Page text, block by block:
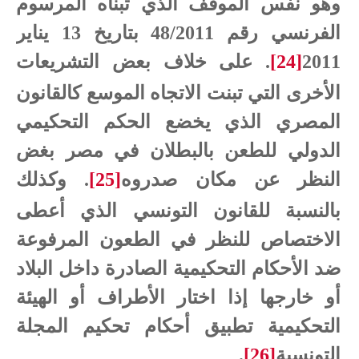
الفرنسي رقم 48/2011 بتاريخ 13 يناير
2011
[24]
.
على خلاف بعض التشريعات
الأخرى التي تبنت الاتجاه الموسع كالقانون
المصري الذي يخضع الحكم التحكيمي
الدولي للطعن بالبطلان في مصر بغض
النظر عن مكان صدروه[25]. وكذلك
بالنسبة للقانون التونسي الذي أعطى
الاختصاص للنظر في الطعون المرفوعة
ضد الأحكام التحكيمية الصادرة داخل البلاد
أو خارجها إذا اختار الأطراف أو الهيئة
التحكيمية تطبيق أحكام تحكيم المجلة